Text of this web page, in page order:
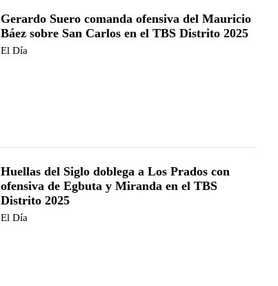
Gerardo Suero comanda ofensiva del Mauricio
Báez sobre San Carlos en el TBS Distrito 2025
El Día
Huellas del Siglo doblega a Los Prados con
ofensiva de Egbuta y Miranda en el TBS
Distrito 2025
El Día